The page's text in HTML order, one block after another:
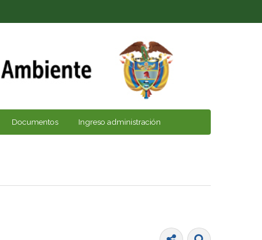
Documentos Ingreso administración